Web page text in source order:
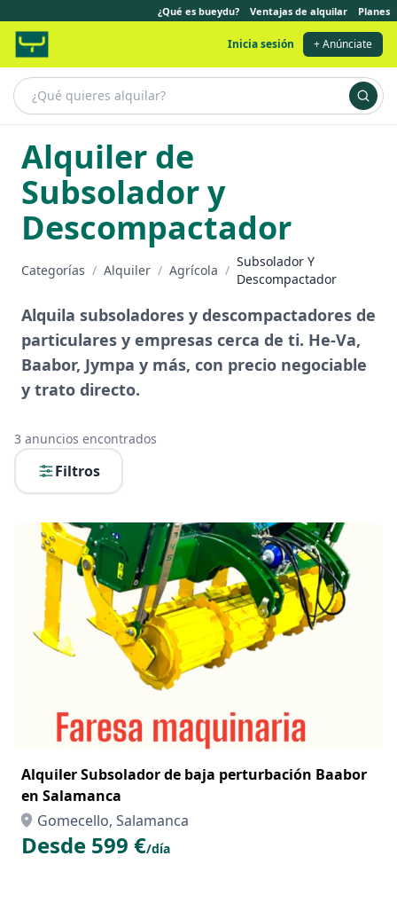
¿Qué es bueydu? Ventajas de alquilar Planes
Inicia sesión + Anúnciate
Alquiler de
Subsolador y
Descompactador
Categorías / Alquiler / Agrícola /
Subsolador Y
Descompactador
Alquila subsoladores y descompactadores de
particulares y empresas cerca de ti. He-Va,
Baabor, Jympa y más, con precio negociable
y trato directo.
3 anuncios encontrados
Filtros
Alquiler Subsolador de baja perturbación Baabor
en Salamanca
Gomecello, Salamanca
Desde 599 €/día